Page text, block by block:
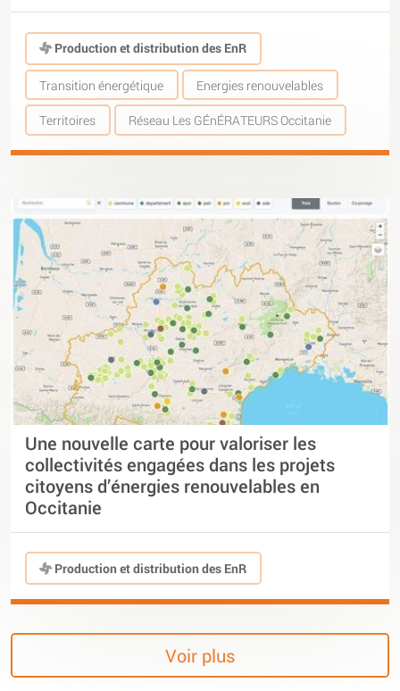
Production et distribution des EnR
Transition énergétique Energies renouvelables
Territoires Réseau Les GÉnÉRATEURS Occitanie
Une nouvelle carte pour valoriser les
collectivités engagées dans les projets
citoyens d’énergies renouvelables en
Occitanie
Production et distribution des EnR
Voir plus